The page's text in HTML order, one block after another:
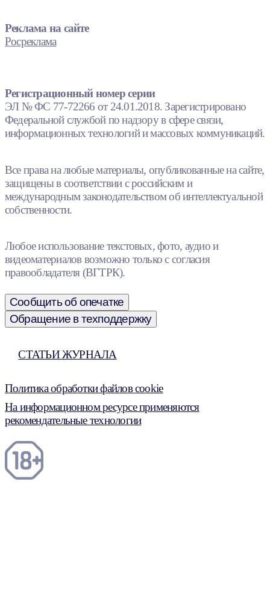
Реклама на сайте
Росреклама
Регистрационный номер серии
ЭЛ № ФС 77-72266 от 24.01.2018. Зарегистрировано
Федеральной службой по надзору в сфере связи,
информационных технологий и массовых коммуникаций.
Все права на любые материалы, опубликованные на сайте,
защищены в соответствии с российским и
международным законодательством об интеллектуальной
собственности.
Любое использование текстовых, фото, аудио и
видеоматериалов возможно только с согласия
правообладателя (ВГТРК).
Сообщить об опечатке
Обращение в техподдержку
СТАТЬИ ЖУРНАЛА
Политика обработки файлов cookie
На информационном ресурсе применяются
рекомендательные технологии